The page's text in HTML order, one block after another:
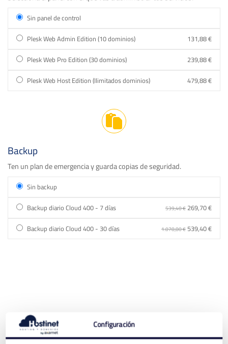
Sin panel de control
Plesk Web Admin Edition (10 dominios)
131,88 €
Plesk Web Pro Edition (30 dominios)
239,88 €
Plesk Web Host Edition (Ilimitados dominios)
479,88 €
Backup
Ten un plan de emergencia y guarda copias de seguridad.
Sin backup
Backup diario Cloud 400 - 7 días
539,40 € 269,70 €
Backup diario Cloud 400 - 30 días
1.078,80 € 539,40 €
Configuración